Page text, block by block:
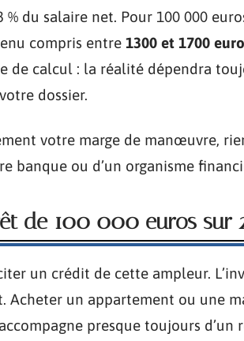
du salaire net. Pour 100 000
compris entre 1300 et 1700
de calcul : la réalité dépendra
dossier.
votre marge de manœuvre,
banque ou d’un organisme
de 100 000 euros sur
un crédit de cette ampleur.
un appartement ou une
presque toujours d’un